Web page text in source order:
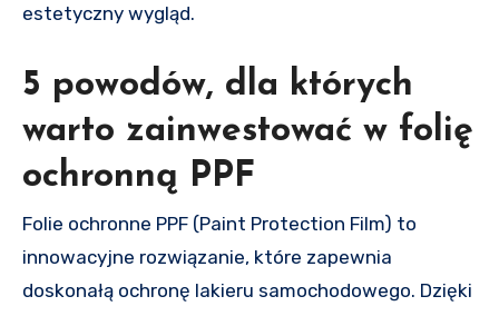
estetyczny wygląd.
5 powodów, dla których
warto zainwestować w folię
ochronną PPF
Folie ochronne PPF (Paint Protection Film) to
innowacyjne rozwiązanie, które zapewnia
doskonałą ochronę lakieru samochodowego. Dzięki